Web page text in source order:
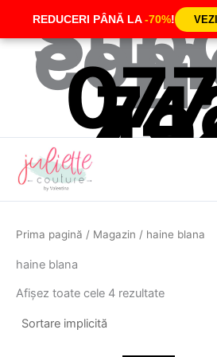
REDUCERI PÂNĂ LA-70%!
content
zi:
Prima pagină / Magazin / haine blana
haine blana
Afișez toate cele 4 rezultate